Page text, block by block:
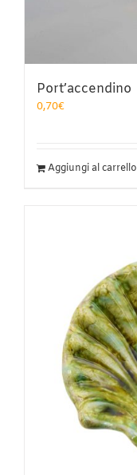
Port’accendino
0,70€
Aggiungi al carrello